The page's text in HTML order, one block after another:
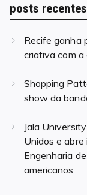
posts recentes
Recife ganha
criativa com a
Shopping
show da
Jala
Unidos e
Engenharia
americanos